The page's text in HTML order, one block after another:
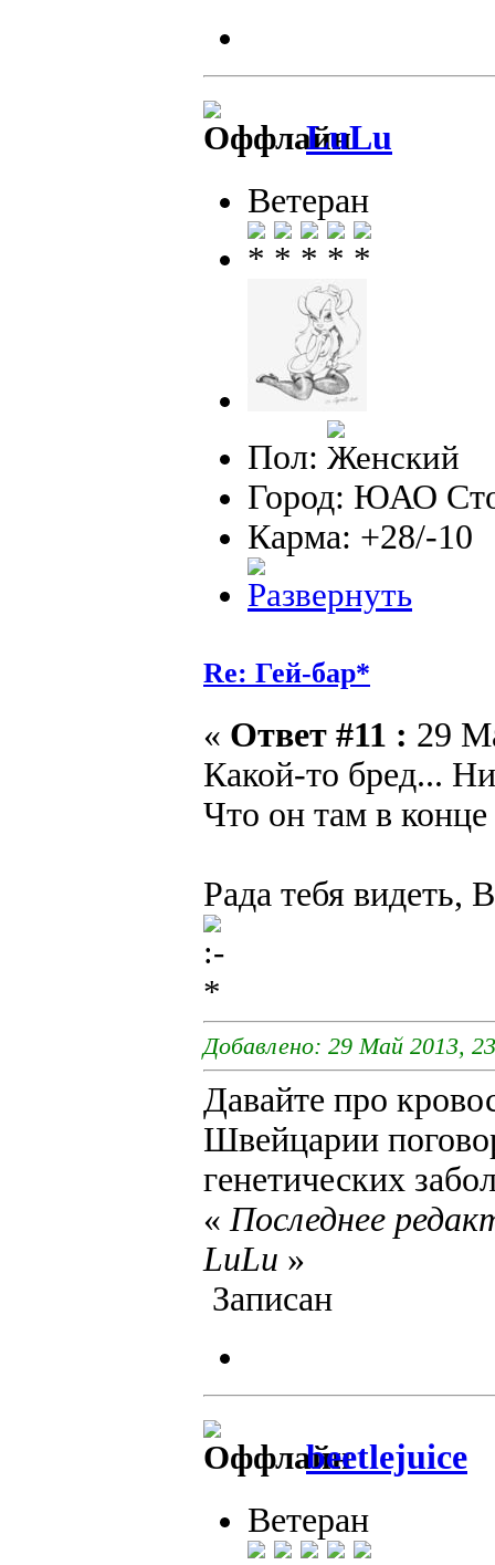
LuLu
Ветеран
Пол:
Город: ЮАО
Карма: +28/-10
Re: Гей-бар*
« Ответ #11 : 29
Какой-то бред...
Что он там в конце
Рада тебя видеть,
Добавлено: 29 Май 2013,
Давайте про
Швейцарии
генетических
« Последнее
LuLu »
Записан
beetlejuice
Ветеран